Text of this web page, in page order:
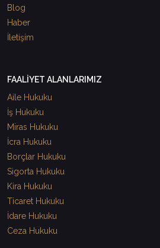
Blog
Haber
İletişim
FAALİYET ALANLARIMIZ
Aile Hukuku
İş Hukuku
Miras Hukuku
İcra Hukuku
Borçlar Hukuku
Sigorta Hukuku
Kira Hukuku
Ticaret Hukuku
İdare Hukuku
Ceza Hukuku